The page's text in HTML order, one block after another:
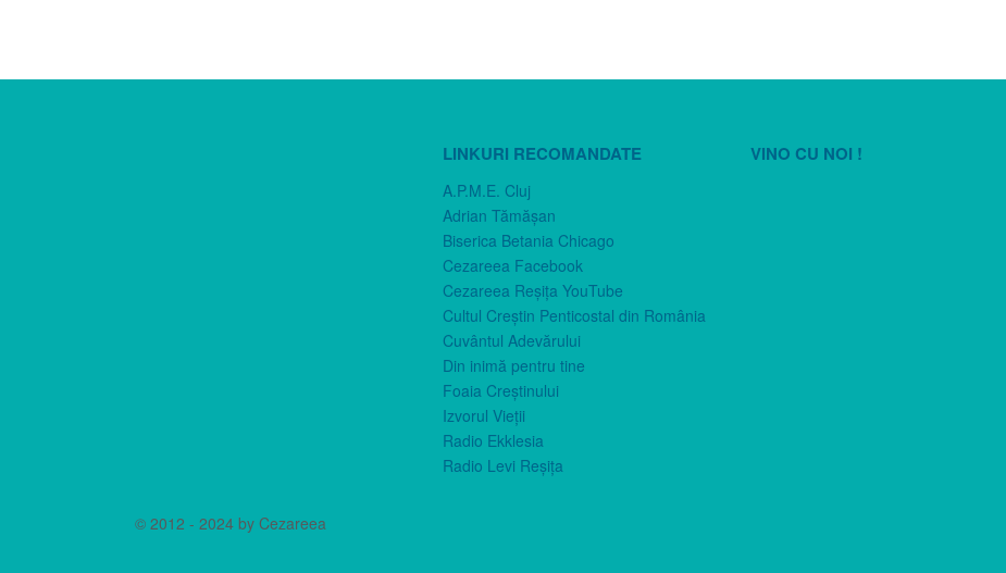
LINKURI RECOMANDATE
A.P.M.E. Cluj
Adrian Tămăşan
Biserica Betania Chicago
Cezareea Facebook
Cezareea Reşiţa YouTube
Cultul Creştin Penticostal din România
Cuvântul Adevărului
Din inimă pentru tine
Foaia Creştinului
Izvorul Vieţii
Radio Ekklesia
Radio Levi Reşiţa
VINO CU NOI !
© 2012 - 2024 by Cezareea